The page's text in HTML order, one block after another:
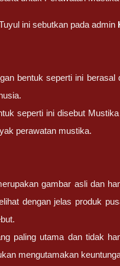
ini sebutkan pada admin
bentuk seperti ini
seperti ini disebut
perawatan mustika.
gambar asli dan
dengan jelas produk
paling utama dan tidak
mengutamakan